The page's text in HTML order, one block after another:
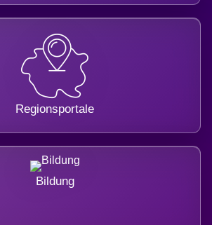
Regionsportale
Bildung